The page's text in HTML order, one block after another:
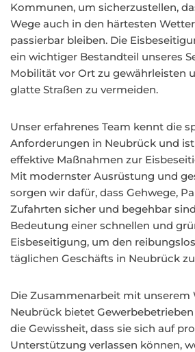
Kommunen, um sicherzustellen,
Wege auch in den härtesten
passierbar bleiben. Die
ein wichtiger Bestandteil unseres
Mobilität vor Ort zu gewährleisten
glatte Straßen zu vermeiden.
Unser erfahrenes Team kennt die
Anforderungen in Neubrück und
effektive Maßnahmen zur
Mit modernster Ausrüstung und
sorgen wir dafür, dass Gehwege,
Zufahrten sicher und begehbar
Bedeutung einer schnellen und
Eisbeseitigung, um den
täglichen Geschäfts in Neubrück
Die Zusammenarbeit mit unserem
Neubrück bietet
die Gewissheit, dass sie sich auf
Unterstützung verlassen können,